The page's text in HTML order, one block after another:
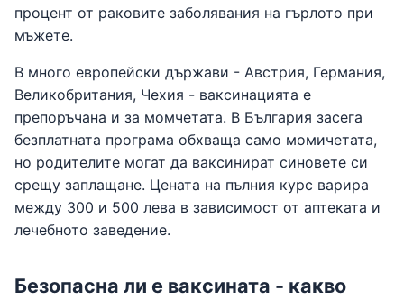
процент от раковите заболявания на гърлото при
мъжете.
В много европейски държави - Австрия, Германия,
Великобритания, Чехия - ваксинацията е
препоръчана и за момчетата. В България засега
безплатната програма обхваща само момичетата,
но родителите могат да ваксинират синовете си
срещу заплащане. Цената на пълния курс варира
между 300 и 500 лева в зависимост от аптеката и
лечебното заведение.
Безопасна ли е ваксината - какво